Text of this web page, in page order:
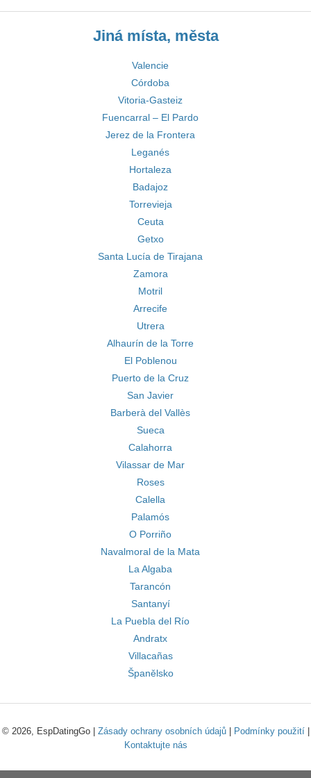
Jiná místa, města
Valencie
Córdoba
Vitoria-Gasteiz
Fuencarral – El Pardo
Jerez de la Frontera
Leganés
Hortaleza
Badajoz
Torrevieja
Ceuta
Getxo
Santa Lucía de Tirajana
Zamora
Motril
Arrecife
Utrera
Alhaurín de la Torre
El Poblenou
Puerto de la Cruz
San Javier
Barberà del Vallès
Sueca
Calahorra
Vilassar de Mar
Roses
Calella
Palamós
O Porriño
Navalmoral de la Mata
La Algaba
Tarancón
Santanyí
La Puebla del Río
Andratx
Villacañas
Španělsko
© 2026, EspDatingGo | Zásady ochrany osobních údajů| Podmínky použití|
Kontaktujte nás